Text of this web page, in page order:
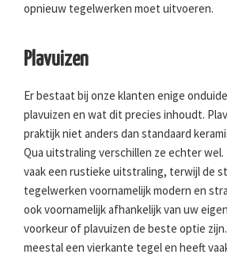
opnieuw tegelwerken moet uitvoeren.
Plavuizen
Er bestaat bij onze klanten enige
plavuizen en wat dit precies inhoudt.
praktijk niet anders dan standaard
Qua uitstraling verschillen ze echter wel.
vaak een rustieke uitstraling, terwijl de
tegelwerken voornamelijk modern en
ook voornamelijk afhankelijk van uw
voorkeur of plavuizen de beste optie
meestal een vierkante tegel en heeft